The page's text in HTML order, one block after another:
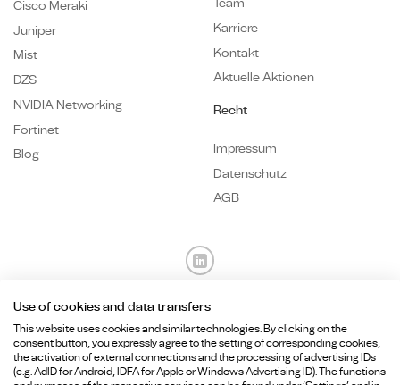
Cisco Meraki
Juniper
Mist
DZS
NVIDIA Networking
Fortinet
Blog
Team
Karriere
Kontakt
Aktuelle Aktionen
Recht
Impressum
Datenschutz
AGB
Fragen? Wir sind für Sie da.
+49 89215 36 92-0
Use of cookies and data transfers
This website uses cookies and similar technologies. By clicking on the
consent button, you expressly agree to the setting of corresponding cookies,
the activation of external connections and the processing of advertising IDs
(e.g. AdID for Android, IDFA for Apple or Windows Advertising ID). The functions